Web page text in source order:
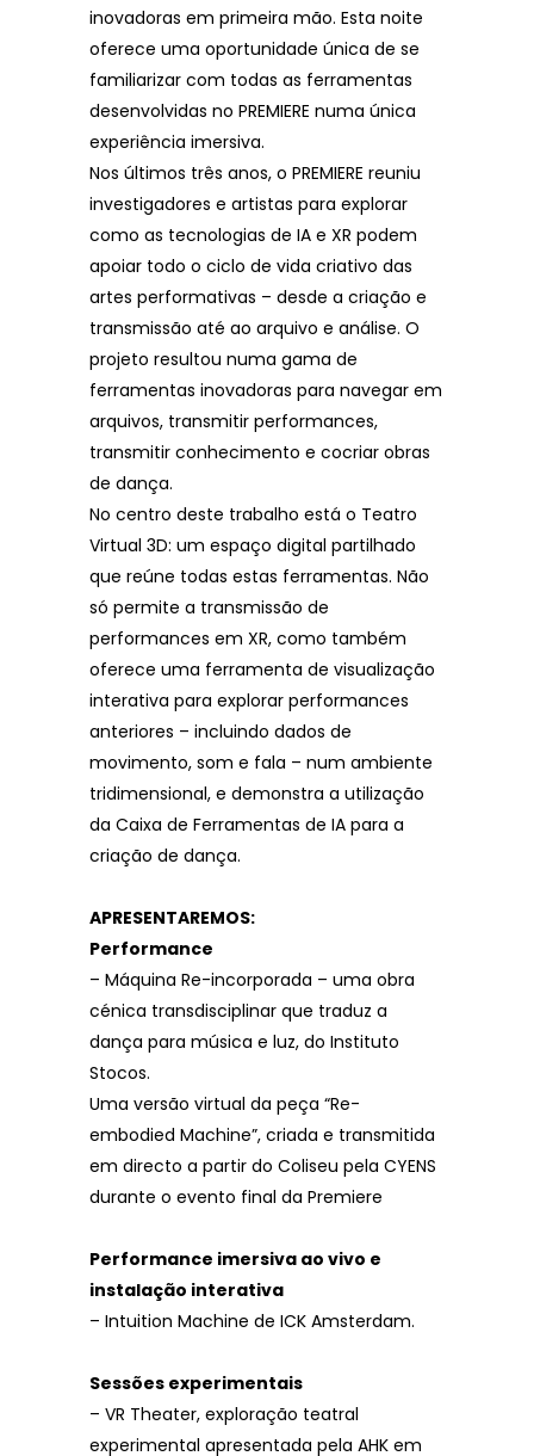
inovadoras em primeira mão. Esta noite
oferece uma oportunidade única de se
familiarizar com todas as ferramentas
desenvolvidas no PREMIERE numa única
experiência imersiva.
Nos últimos três anos, o PREMIERE reuniu
investigadores e artistas para explorar
como as tecnologias de IA e XR podem
apoiar todo o ciclo de vida criativo das
artes performativas – desde a criação e
transmissão até ao arquivo e análise. O
projeto resultou numa gama de
ferramentas inovadoras para navegar em
arquivos, transmitir performances,
transmitir conhecimento e cocriar obras
de dança.
No centro deste trabalho está o Teatro
Virtual 3D: um espaço digital partilhado
que reúne todas estas ferramentas. Não
só permite a transmissão de
performances em XR, como também
oferece uma ferramenta de visualização
interativa para explorar performances
anteriores – incluindo dados de
movimento, som e fala – num ambiente
tridimensional, e demonstra a utilização
da Caixa de Ferramentas de IA para a
criação de dança.
APRESENTAREMOS:
Performance
– Máquina Re-incorporada – uma obra
cénica transdisciplinar que traduz a
dança para música e luz, do Instituto
Stocos.
Uma versão virtual da peça “Re-
embodied Machine”, criada e transmitida
em directo a partir do Coliseu pela CYENS
durante o evento final da Premiere
Performance imersiva ao vivo e
instalação interativa
– Intuition Machine de ICK Amsterdam.
Sessões experimentais
– VR Theater, exploração teatral
experimental apresentada pela AHK em